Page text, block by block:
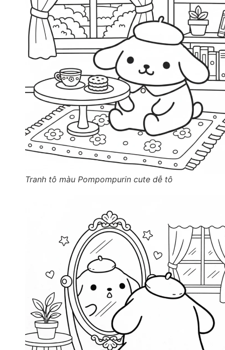
Tranh tô màu Pompompurin cute dễ tô